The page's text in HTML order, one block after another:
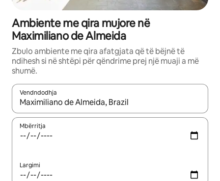
Ambiente me qira mujore në
Maximiliano de Almeida
Zbulo ambiente me qira afatgjata që të bëjnë të
ndihesh si në shtëpi për qëndrime prej një muaji a më
shumë.
Vendndodhja
Kur rezultatet të jenë të disponueshme, lëviz me butonat e
Mbërritja
Largimi